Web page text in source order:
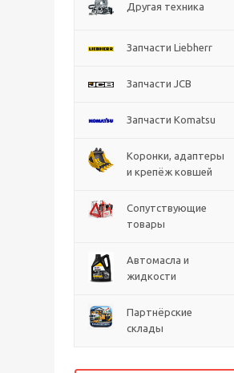
Другая техника
Запчасти Liebherr
Запчасти JCB
Запчасти Komatsu
Коронки, адаптеры
и крепёж ковшей
Сопутствующие
товары
Автомасла и
жидкости
Партнёрские
склады